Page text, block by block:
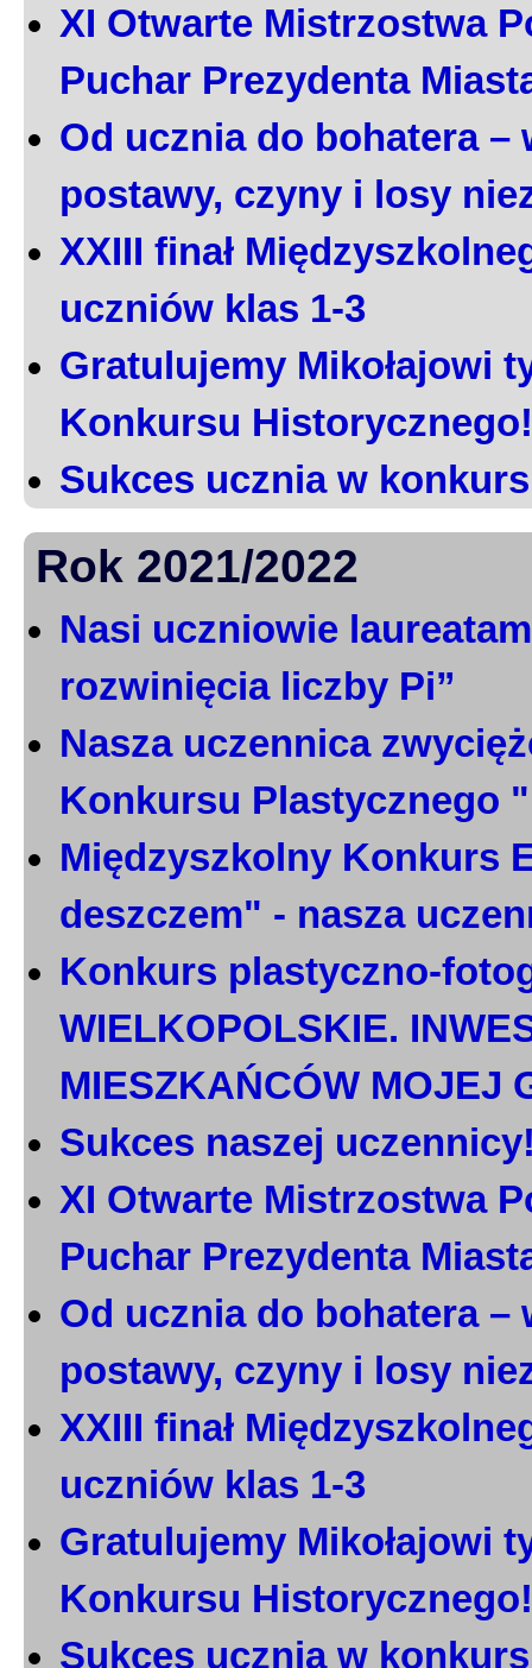
XI Otwarte Mistrzostwa
Puchar Prezydenta
Od ucznia do bohatera –
postawy, czyny i losy
XXIII finał
uczniów klas 1-3
Gratulujemy Mikołajowi
Konkursu Historycznego!
Sukces ucznia w
Rok 2021/2022
Nasi uczniowie
rozwinięcia liczby Pi”
Nasza uczennica
Konkursu Plastycznego
Międzyszkolny Konkurs
deszczem" - nasza
Konkurs plastyczno-
WIELKOPOLSKIE.
MIESZKAŃCÓW MOJEJ
Sukces naszej
XI Otwarte Mistrzostwa
Puchar Prezydenta
Od ucznia do bohatera –
postawy, czyny i losy
XXIII finał
uczniów klas 1-3
Gratulujemy Mikołajowi
Konkursu Historycznego!
Sukces ucznia w